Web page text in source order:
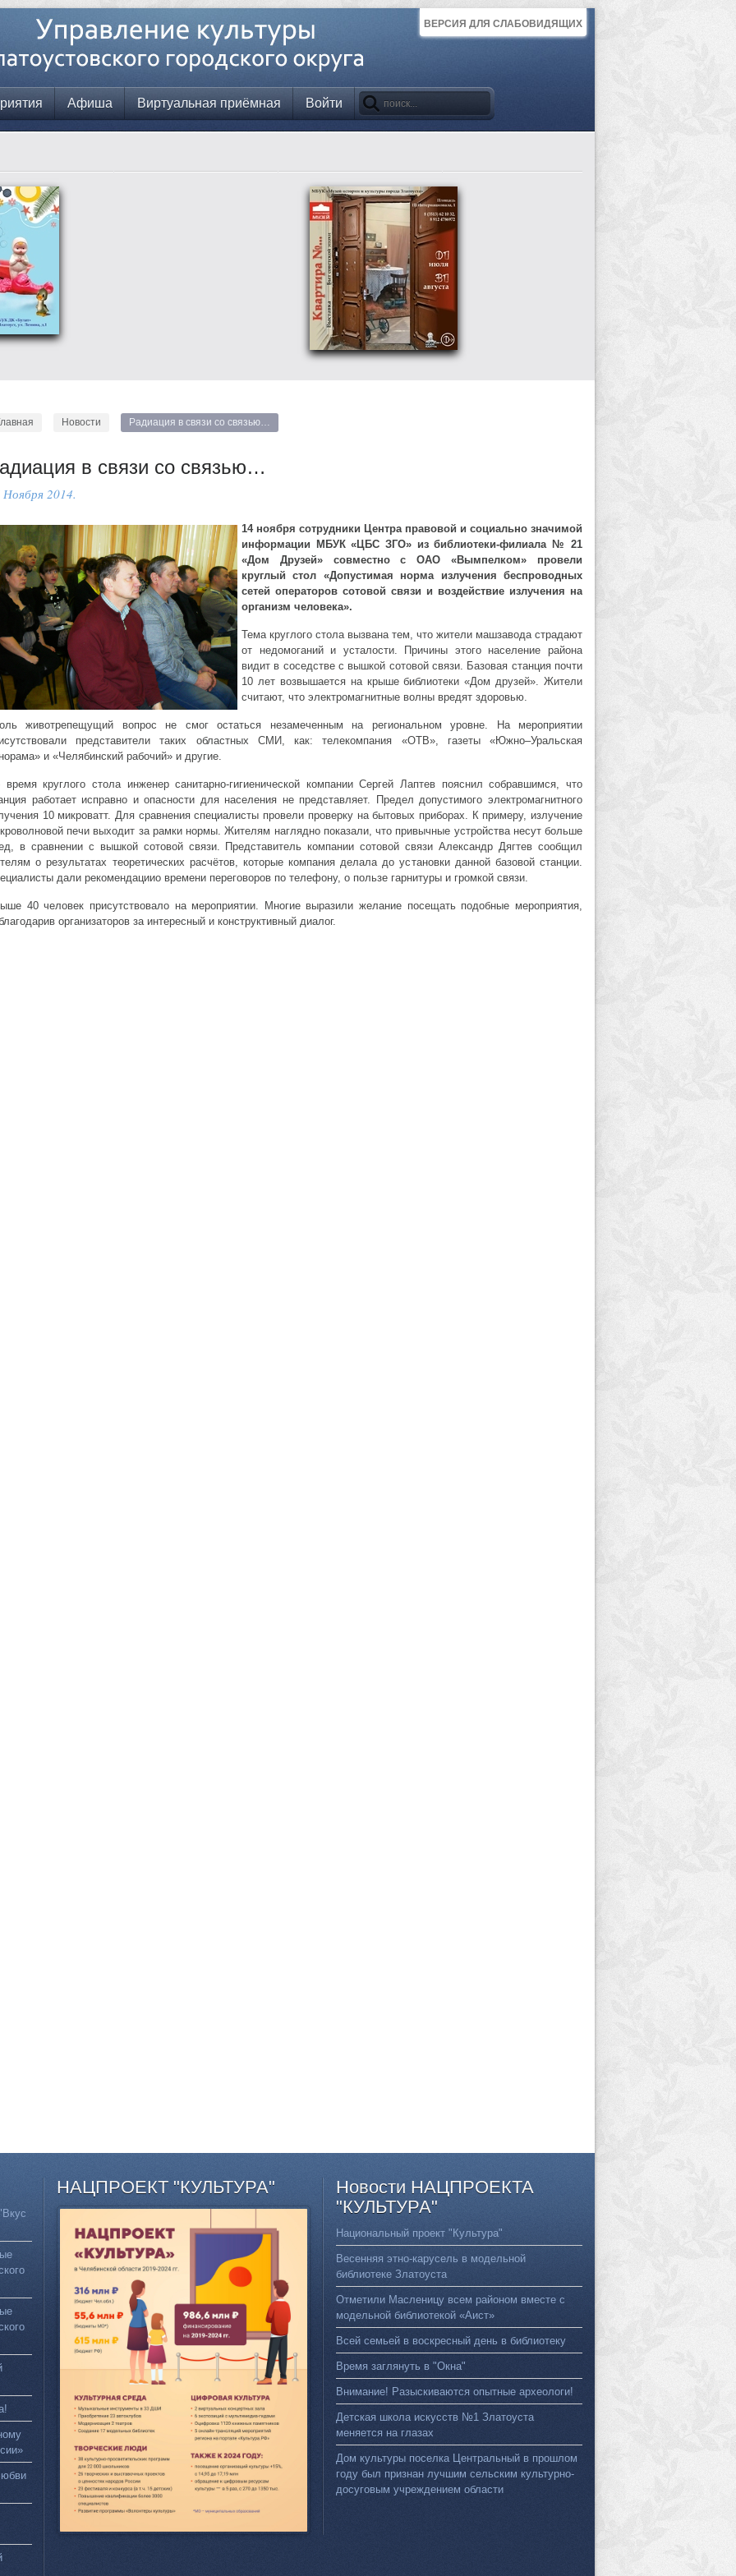
ВЕРСИЯ ДЛЯ СЛАБОВИДЯЩИХ
Афиша Виртуальная приёмная Войти
Новости Радиация в связи со связью…
в связи со связью…
Ноября 2014.
14 ноября сотрудники Центра правовой и социально значимой
информации МБУК «ЦБС ЗГО» из библиотеки-филиала № 21
«Дом Друзей» совместно с ОАО «Вымпелком» провели
круглый стол «Допустимая норма излучения беспроводных
сетей операторов сотовой связи и воздействие излучения на
организм человека».
Тема круглого стола вызвана тем, что жители машзавода страдают
от недомоганий и усталости. Причины этого население района
видит в соседстве с вышкой сотовой связи. Базовая станция почти
10 лет возвышается на крыше библиотеки «Дом друзей». Жители
считают, что электромагнитные волны вредят здоровью.
животрепещущий вопрос не смог остаться незамеченным на региональном уровне. На мероприятии
представители таких областных СМИ, как: телекомпания «ОТВ», газеты «Южно–Уральская
и «Челябинский рабочий» и другие.
время круглого стола инженер санитарно-гигиенической компании Сергей Лаптев пояснил собравшимся, что
работает исправно и опасности для населения не представляет. Предел допустимого электромагнитного
10 микроватт. Для сравнения специалисты провели проверку на бытовых приборах. К примеру, излучение
печи выходит за рамки нормы. Жителям наглядно показали, что привычные устройства несут больше
в сравнении с вышкой сотовой связи. Представитель компании сотовой связи Александр Дягтев сообщил
о результатах теоретических расчётов, которые компания делала до установки данной базовой станции.
дали рекомендациио времени переговоров по телефону, о пользе гарнитуры и громкой связи.
40 человек присутствовало на мероприятии. Многие выразили желание посещать подобные мероприятия,
организаторов за интересный и конструктивный диалог.
НАЦПРОЕКТ "КУЛЬТУРА" Новости НАЦПРОЕКТА
"КУЛЬТУРА"
Национальный проект "Культура"
Весенняя этно-карусель в модельной
библиотеке Златоуста
Отметили Масленицу всем районом вместе с
модельной библиотекой «Аист»
Всей семьей в воскресный день в библиотеку
Время заглянуть в "Окна"
Внимание! Разыскиваются опытные археологи!
Детская школа искусств №1 Златоуста
меняется на глазах
Дом культуры поселка Центральный в прошлом
году был признан лучшим сельским культурно-
досуговым учреждением области